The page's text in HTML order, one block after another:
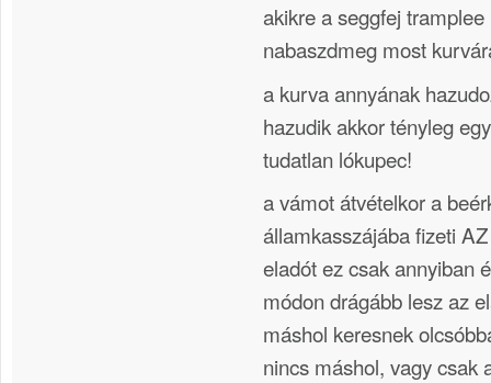
akikre a seggfej
nabaszdmeg most
a kurva annyának
hazudik akkor tényleg
tudatlan lókupec!
a vámot átvételkor a
államkasszájába fizeti
eladót ez csak annyiban
módon drágább lesz az
máshol keresnek
nincs máshol, vagy csak